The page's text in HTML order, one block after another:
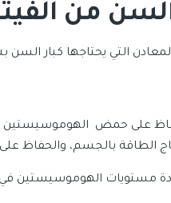
السن من
التي يحتاجها كبار السن
الطاقة بالجسم، والحفاظ
مستويات الهوموسيستين